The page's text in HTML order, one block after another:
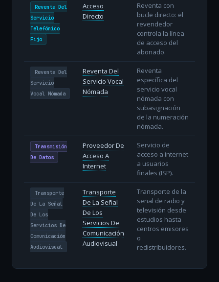
Reventa Del
Servicio
Telefónico
Fijo
Acceso
Directo
Reventa con
bucle directo: el
revendedor
controla la línea
de acceso del
abonado.
Reventa Del
Servicio
Vocal Nómada
Reventa Del
Servicio Vocal
Nómada
Reventa
específica del
servicio vocal
nómada con
subasignación
de la numeración
nómada.
Transmisión
De Datos
Proveedor De
Acceso A
Internet
Servicio de
acceso a internet
a usuarios
finales (ISP).
Transporte
De La Señal
De Los
Servicios De
Comunicación
Audiovisual
Transporte
De La Señal
De Los
Servicios De
Comunicación
Audiovisual
Transporte de la
señal de radio y
televisión desde
estudios hasta
centros emisores
o
redistribuidores.